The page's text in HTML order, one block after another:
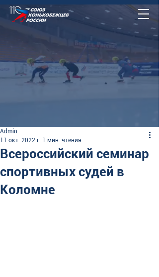
Всероссийский семинар
спортивных судей в
Коломне
Admin
11 окт. 2022 г. 1 мин. чтения